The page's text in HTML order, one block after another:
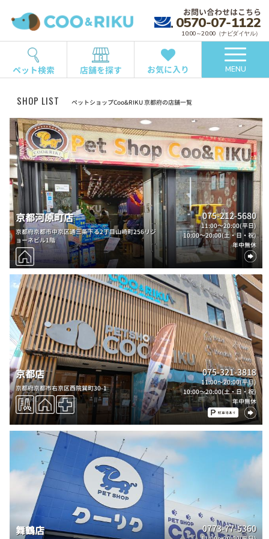
お問い合わせはこちら
0570-07-1122
10:00～20:00（ナビダイヤル）
ペット検索 店舗を探す お気に入り MENU
SHOP LIST ペットショップCoo&RIKU 京都府の店舗一覧
京都河原町店
京都府京都市中京区通三条下る2丁目山崎町256リジ
ョーネビル1階
075-212-5680
11:00～20:00(平日)
10:00～20:00(土・日・祝)
年中無休
京都店
京都府京都市右京区西院巽町30-1
075-321-3818
11:00～20:00(平日)
10:00～20:00(土・日・祝)
年中無休
舞鶴店 0773-77-5360